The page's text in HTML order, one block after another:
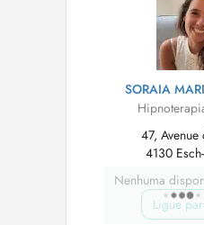
SORAIA
47,
4130
Nenhuma
Ligue